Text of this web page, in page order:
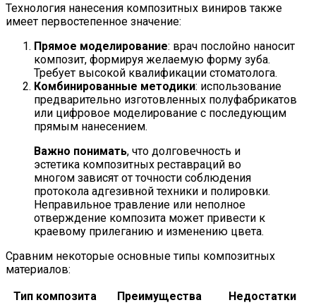
Технология нанесения композитных виниров также
имеет первостепенное значение:
Прямое моделирование: врач послойно наносит
композит, формируя желаемую форму зуба.
Требует высокой квалификации стоматолога.
Комбинированные методики: использование
предварительно изготовленных полуфабрикатов
или цифровое моделирование с последующим
прямым нанесением.
Важно понимать, что долговечность и
эстетика композитных реставраций во
многом зависят от точности соблюдения
протокола адгезивной техники и полировки.
Неправильное травление или неполное
отверждение композита может привести к
краевому прилеганию и изменению цвета.
Сравним некоторые основные типы композитных
материалов:
Тип композита
Преимущества Недостатки